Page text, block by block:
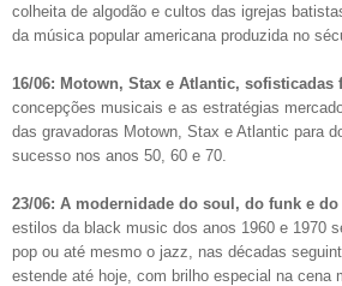
colheita de algodão e cultos das igrejas
da música popular americana produzida no
16/06: Motown, Stax e Atlantic, sofisticadas
concepções musicais e as estratégias
das gravadoras Motown, Stax e Atlantic para
sucesso nos anos 50, 60 e 70.
23/06: A modernidade do soul, do funk e do
estilos da black music dos anos 1960 e 1970
pop ou até mesmo o jazz, nas décadas
estende até hoje, com brilho especial na cena